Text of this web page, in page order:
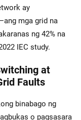
ay
mga grid na
ng 42% na
IEC study.
at
Faults
binabago ng
o pagsasara